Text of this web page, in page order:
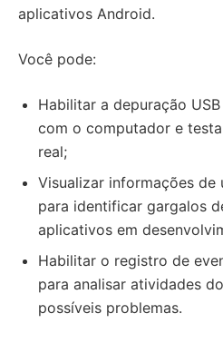
aplicativos Android.
Você pode:
Habilitar a depuração
com o computador e
real;
Visualizar informações de
para identificar gargalos
aplicativos em
Habilitar o registro de
para analisar atividades
possíveis problemas.